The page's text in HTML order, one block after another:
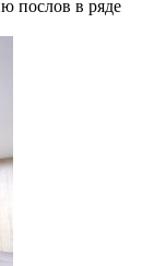
послов в ряде